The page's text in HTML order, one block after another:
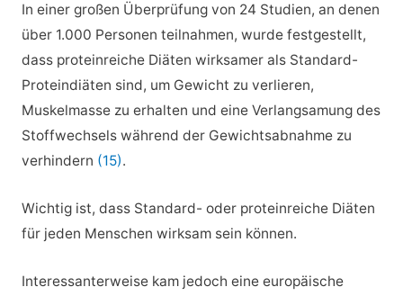
In einer großen Überprüfung von 24 Studien, an denen
über 1.000 Personen teilnahmen, wurde festgestellt,
dass proteinreiche Diäten wirksamer als Standard-
Proteindiäten sind, um Gewicht zu verlieren,
Muskelmasse zu erhalten und eine Verlangsamung des
Stoffwechsels während der Gewichtsabnahme zu
verhindern (15).
Wichtig ist, dass Standard- oder proteinreiche Diäten
für jeden Menschen wirksam sein können.
Interessanterweise kam jedoch eine europäische